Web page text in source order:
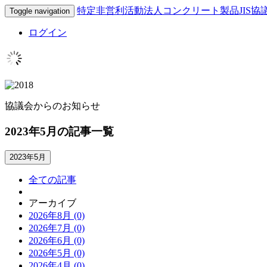
Toggle navigation 特定非営利活動法人コンクリート製品JIS協
ログイン
協議会からのお知らせ
2023年5月の記事一覧
2023年5月
全ての記事
アーカイブ
2026年8月 (0)
2026年7月 (0)
2026年6月 (0)
2026年5月 (0)